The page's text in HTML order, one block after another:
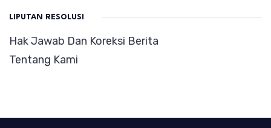
LIPUTAN RESOLUSI
Hak Jawab Dan Koreksi Berita
Tentang Kami